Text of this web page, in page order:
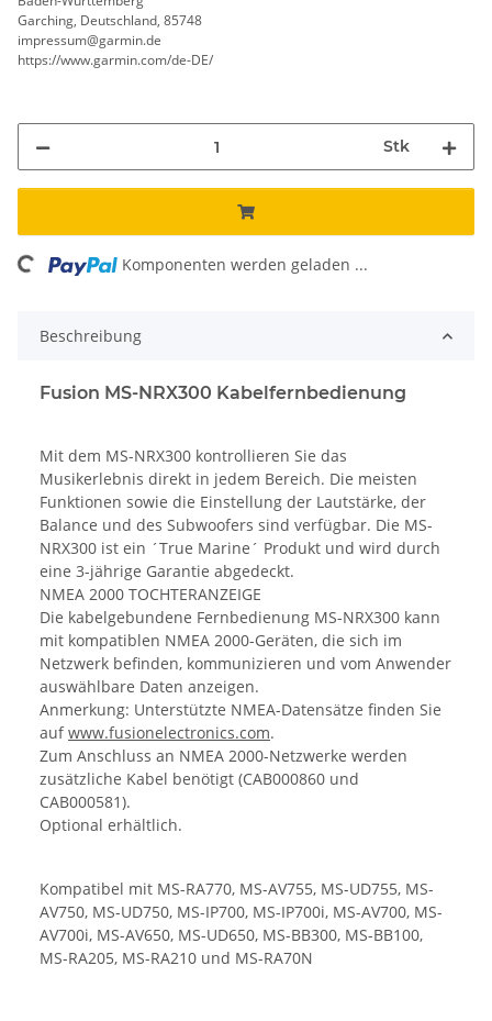
Garching, Deutschland, 85748
impressum@garmin.de
https://www.garmin.com/de-DE/
Stk
Komponenten werden geladen ...
Beschreibung
Fusion MS-NRX300 Kabelfernbedienung
Mit dem MS-NRX300 kontrollieren Sie das
Musikerlebnis direkt in jedem Bereich. Die meisten
Funktionen sowie die Einstellung der Lautstärke, der
Balance und des Subwoofers sind verfügbar. Die MS-
NRX300 ist ein ´True Marine´ Produkt und wird durch
eine 3-jährige Garantie abgedeckt.
NMEA 2000 TOCHTERANZEIGE
Die kabelgebundene Fernbedienung MS-NRX300 kann
mit kompatiblen NMEA 2000-Geräten, die sich im
Netzwerk befinden, kommunizieren und vom Anwender
auswählbare Daten anzeigen.
Anmerkung: Unterstützte NMEA-Datensätze finden Sie
aufwww.fusionelectronics.com.
Zum Anschluss an NMEA 2000-Netzwerke werden
zusätzliche Kabel benötigt (CAB000860 und
CAB000581).
Optional erhältlich.
Kompatibel mit MS-RA770, MS-AV755, MS-UD755, MS-
AV750, MS-UD750, MS-IP700, MS-IP700i, MS-AV700, MS-
AV700i, MS-AV650, MS-UD650, MS-BB300, MS-BB100,
MS-RA205, MS-RA210 und MS-RA70N